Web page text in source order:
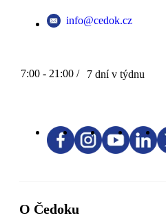
info@cedok.cz
7:00 - 21:00 / 7 dní v týdnu
O Čedoku